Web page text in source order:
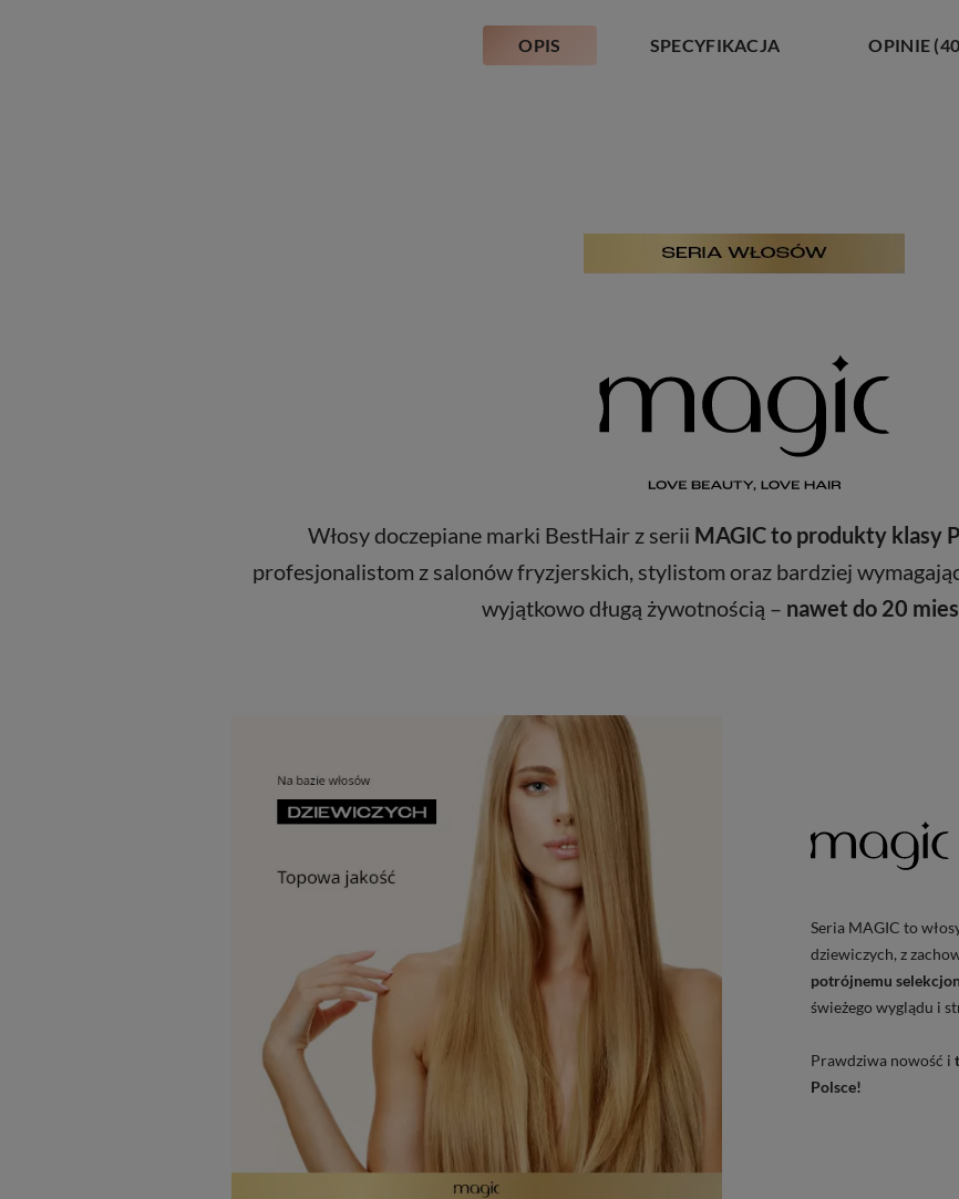
OPIS SPECYFIKACJA OPINIE
Włosy doczepiane marki BestHair z serii MAGIC to produkty klasy
profesjonalistom z salonów fryzjerskich, stylistom oraz bardziej
wyjątkowo długą żywotnością – nawet do 20
Seria MAGIC to
dziewiczych, z
potrójnemu
świeżego wyglądu i
Prawdziwa nowość i
Polsce!